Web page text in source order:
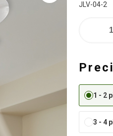
JLV-04-2
Alternative:
1 - 2
3 - 4